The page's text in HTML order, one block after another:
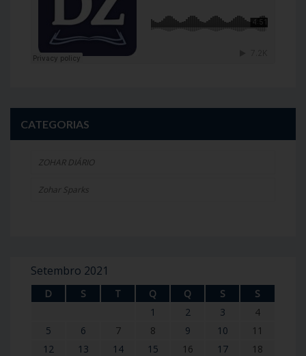
CATEGORIAS
ZOHAR DIÁRIO
Zohar Sparks
Setembro 2021
D S T Q Q S S
1 2 3
4
5
6 7 8 9 10
11
12
13 14 15 16 17
18